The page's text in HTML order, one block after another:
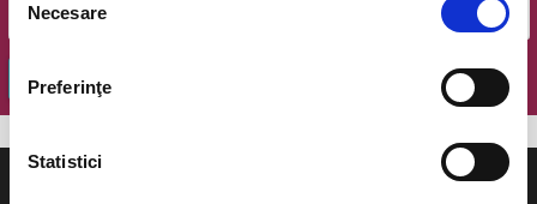
consimțământului
Necesare
Preferinţe
Statistici
OK